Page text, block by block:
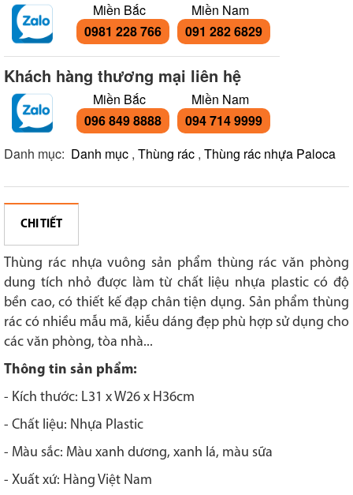
Miền Bắc
0981 228 766
Miền Nam
091 282 6829
Khách hàng thương mại liên hệ
Miền Bắc
096 849 8888
Miền Nam
094 714 9999
Danh mục: Danh mục , Thùng rác , Thùng rác nhựa Paloca
CHI TIẾT
Thùng rác nhựa vuông sản phẩm thùng rác văn phòng
dung tích nhỏ được làm từ chất liệu nhựa plastic có độ
bền cao, có thiết kế đạp chân tiện dụng. Sản phẩm thùng
rác có nhiều mẫu mã, kiễu dáng đẹp phù hợp sử dụng cho
các văn phòng, tòa nhà...
Thông tin sản phẩm:
- Kích thước: L31 x W26 x H36cm
- Chất liệu: Nhựa Plastic
- Màu sắc: Màu xanh dương, xanh lá, màu sữa
- Xuất xứ: Hàng Việt Nam